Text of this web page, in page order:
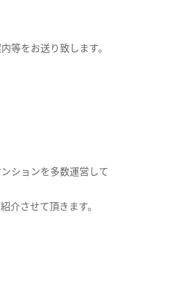
等をお送り致します。
ションを多数運営して
介させて頂きます。